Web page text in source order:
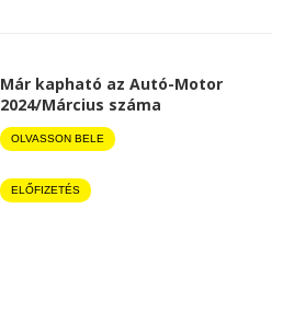
Már kapható az Autó-Motor
2024/Március száma
OLVASSON BELE
ELŐFIZETÉS